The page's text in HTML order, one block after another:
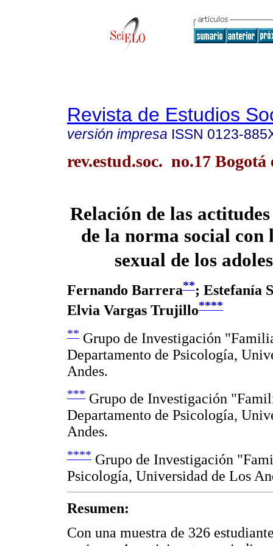
Revista de Estudios
versión impresa ISSN 0123-
rev.estud.soc. no.17 Bogotá
Relación de las
de la norma social con
sexual de los
Fernando Barrera**; Estefanía
Elvia Vargas Trujillo****
** Grupo de Investigación
Departamento de Psicología,
Andes.
*** Grupo de Investigación
Departamento de Psicología,
Andes.
**** Grupo de Investigación
Psicología, Universidad de Los
Resumen:
Con una muestra de 326